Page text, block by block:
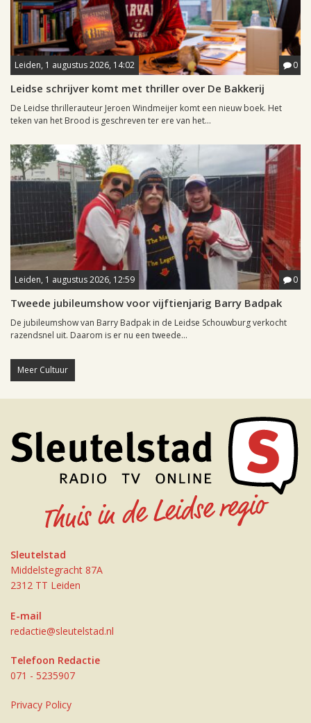
Leiden, 1 augustus 2026, 14:02 0
Leidse schrijver komt met thriller over De Bakkerij
De Leidse thrillerauteur Jeroen Windmeijer komt een nieuw boek. Het
teken van het Brood is geschreven ter ere van het...
Leiden, 1 augustus 2026, 12:59 0
Tweede jubileumshow voor vijftienjarig Barry Badpak
De jubileumshow van Barry Badpak in de Leidse Schouwburg verkocht
razendsnel uit. Daarom is er nu een tweede...
Meer Cultuur
Sleutelstad
Middelstegracht 87A
2312 TT Leiden
E-mail
redactie@sleutelstad.nl
Telefoon Redactie
071 - 5235907
Privacy Policy